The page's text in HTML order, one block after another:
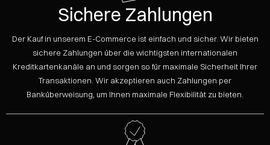
Sichere Zahlungen
Der Kauf in unserem E-Commerce ist einfach und sicher. Wir bieten
sichere Zahlungen über die wichtigsten internationalen
Kreditkartenkanäle an und sorgen so für maximale Sicherheit Ihrer
Transaktionen. Wir akzeptieren auch Zahlungen per
Banküberweisung, um Ihnen maximale Flexibilität zu bieten.